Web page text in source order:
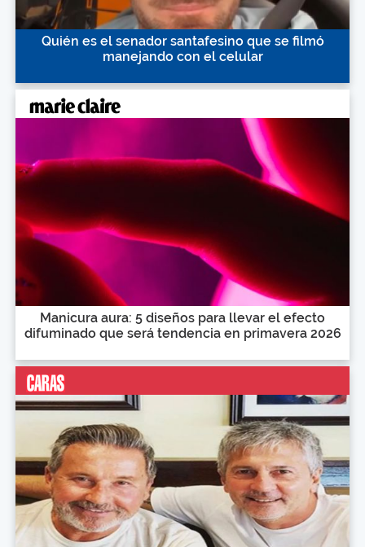
Quién es el senador santafesino que se filmó
manejando con el celular
Manicura aura: 5 diseños para llevar el efecto
difuminado que será tendencia en primavera 2026